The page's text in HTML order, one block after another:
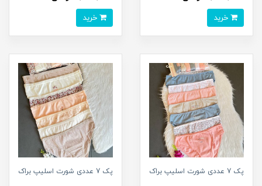
پک 7 عددی شورت اسلیپ براک پک 7 عددی شورت اسلیپ براک